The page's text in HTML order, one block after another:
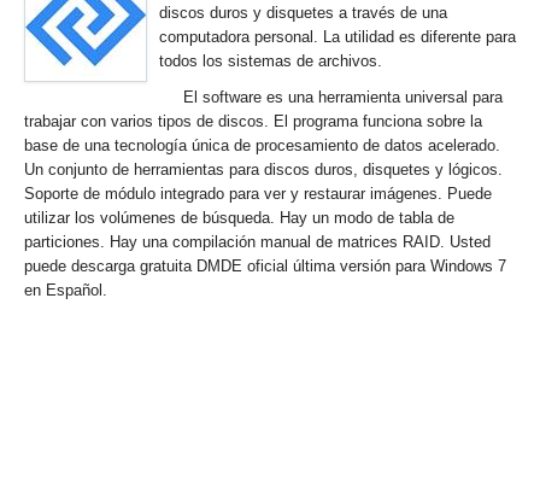
discos duros y disquetes a través de una
computadora personal. La utilidad es diferente para
todos los sistemas de archivos.
El software es una herramienta universal para
trabajar con varios tipos de discos. El programa funciona sobre la
base de una tecnología única de procesamiento de datos acelerado.
Un conjunto de herramientas para discos duros, disquetes y lógicos.
Soporte de módulo integrado para ver y restaurar imágenes. Puede
utilizar los volúmenes de búsqueda. Hay un modo de tabla de
particiones. Hay una compilación manual de matrices RAID. Usted
puede descarga gratuita DMDE oficial última versión para Windows 7
en Español.